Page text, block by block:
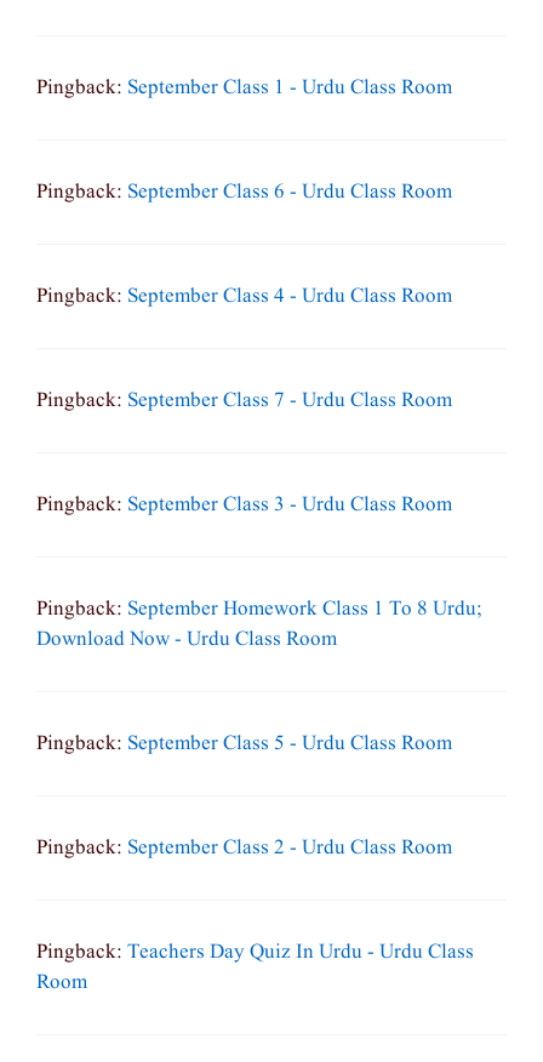
Pingback: September Class 1 - Urdu Class Room
Pingback: September Class 6 - Urdu Class Room
Pingback: September Class 4 - Urdu Class Room
Pingback: September Class 7 - Urdu Class Room
Pingback: September Class 3 - Urdu Class Room
Pingback: September Homework Class 1 To 8 Urdu;
Download Now - Urdu Class Room
Pingback: September Class 5 - Urdu Class Room
Pingback: September Class 2 - Urdu Class Room
Pingback: Teachers Day Quiz In Urdu - Urdu Class
Room